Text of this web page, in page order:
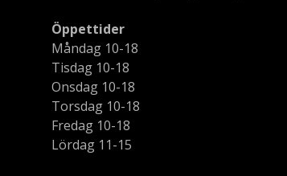
Öppettider
Måndag 10-18
Tisdag 10-18
Onsdag 10-18
Torsdag 10-18
Fredag 10-18
Lördag 11-15